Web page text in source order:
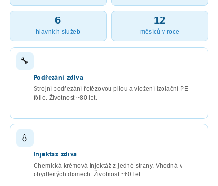
6
hlavních služeb
12
měsíců v roce
🔧
Podřezání zdiva
Strojní podřezání řetězovou pilou a vložení izolační PE
fólie. Životnost ~80 let.
💧
Injektáž zdiva
Chemická krémová injektáž z jedné strany. Vhodná v
obydlených domech. Životnost ~60 let.